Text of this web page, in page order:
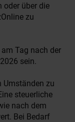
über die
zu
Tag nach der
sein.
Umständen zu
steuerliche
nach dem
Bei Bedarf